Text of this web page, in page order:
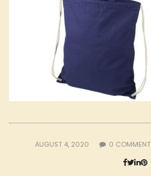
AUGUST 4, 2020 0 COMMENT